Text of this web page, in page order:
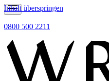
Inhalt überspringen
0800 500 2211